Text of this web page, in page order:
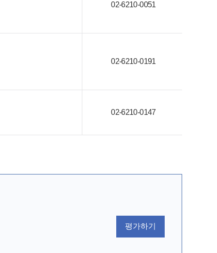
02-6210-0051
02-6210-0191
02-6210-0147
평가하기